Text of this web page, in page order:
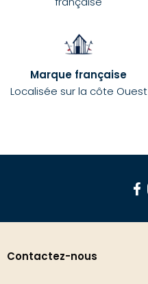
Marque française
Localisée sur la côte Ouest
Contactez-nous